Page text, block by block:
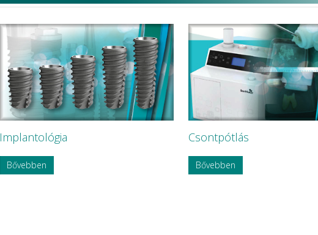
Implantológia
Bővebben
Csontpótlás
Bővebben